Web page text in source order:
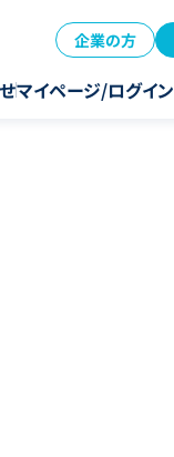
企業の方
マイページ/ログイン